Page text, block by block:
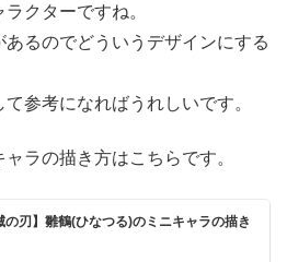
クターですね。
るのでどういうデザインにする
参考になればうれしいです。
ラの描き方はこちらです。
の刃】雛鶴(ひなつる)のミニキャラの描き